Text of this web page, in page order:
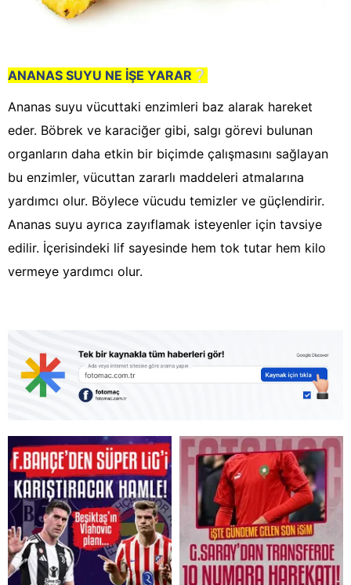
ANANAS SUYU NE İŞE YARAR ❔
Ananas suyu vücuttaki enzimleri baz alarak hareket
eder. Böbrek ve karaciğer gibi, salgı görevi bulunan
organların daha etkin bir biçimde çalışmasını sağlayan
bu enzimler, vücuttan zararlı maddeleri atmalarına
yardımcı olur. Böylece vücudu temizler ve güçlendirir.
Ananas suyu ayrıca zayıflamak isteyenler için tavsiye
edilir. İçerisindeki lif sayesinde hem tok tutar hem kilo
vermeye yardımcı olur.